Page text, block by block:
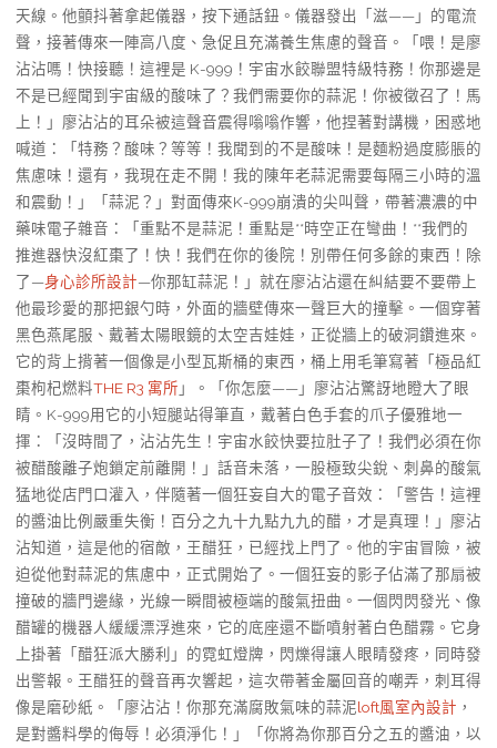
天線。他顫抖著拿起儀器，按下通話鈕。儀器發出「滋——」的電流
聲，接著傳來一陣高八度、急促且充滿養生焦慮的聲音。「喂！是廖
沾沾嗎！快接聽！這裡是 K-999！宇宙水餃聯盟特級特務！你那邊是
不是已經聞到宇宙級的酸味了？我們需要你的蒜泥！你被徵召了！馬
上！」廖沾沾的耳朵被這聲音震得嗡嗡作響，他捏著對講機，困惑地
喊道：「特務？酸味？等等！我聞到的不是酸味！是麵粉過度膨脹的
焦慮味！還有，我現在走不開！我的陳年老蒜泥需要每隔三小時的溫
和震動！」「蒜泥？」對面傳來K-999崩潰的尖叫聲，帶著濃濃的中
藥味電子雜音：「重點不是蒜泥！重點是**時空正在彎曲！**我們的
推進器快沒紅棗了！快！我們在你的後院！別帶任何多餘的東西！除
了—身心診所設計—你那缸蒜泥！」就在廖沾沾還在糾結要不要帶上
他最珍愛的那把銀勺時，外面的牆壁傳來一聲巨大的撞擊。一個穿著
黑色燕尾服、戴著太陽眼鏡的太空吉娃娃，正從牆上的破洞鑽進來。
它的背上揹著一個像是小型瓦斯桶的東西，桶上用毛筆寫著「極品紅
棗枸杞燃料THE R3 寓所 」。「你怎麼——」廖沾沾驚訝地瞪大了眼
睛。K-999用它的小短腿站得筆直，戴著白色手套的爪子優雅地一
揮：「沒時間了，沾沾先生！宇宙水餃快要拉肚子了！我們必須在你
被醋酸離子炮鎖定前離開！」話音未落，一股極致尖銳、刺鼻的酸氣
猛地從店門口灌入，伴隨著一個狂妄自大的電子音效：「警告！這裡
的醬油比例嚴重失衡！百分之九十九點九九的醋，才是真理！」廖沾
沾知道，這是他的宿敵，王醋狂，已經找上門了。他的宇宙冒險，被
迫從他對蒜泥的焦慮中，正式開始了。一個狂妄的影子佔滿了那扇被
撞破的牆門邊緣，光線一瞬間被極端的酸氣扭曲。一個閃閃發光、像
醋罐的機器人緩緩漂浮進來，它的底座還不斷噴射著白色醋霧。它身
上掛著「醋狂派大勝利」的霓虹燈牌，閃爍得讓人眼睛發疼，同時發
出警報。王醋狂的聲音再次響起，這次帶著金屬回音的嘲弄，刺耳得
像是磨砂紙。「廖沾沾！你那充滿腐敗氣味的蒜泥loft風室內設計 ，
是對醬料學的侮辱！必須淨化！」「你將為你那百分之五的醬油，以